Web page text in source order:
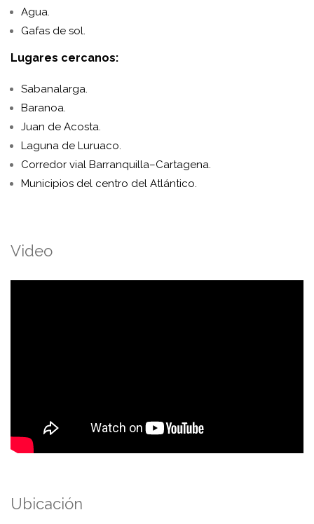
Agua.
Gafas de sol.
Lugares cercanos:
Sabanalarga.
Baranoa.
Juan de Acosta.
Laguna de Luruaco.
Corredor vial Barranquilla–Cartagena.
Municipios del centro del Atlántico.
Video
Ubicación